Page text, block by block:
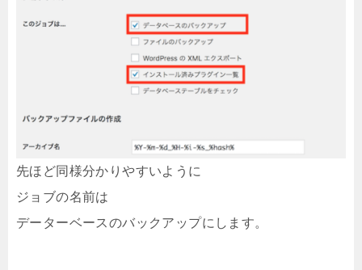
先ほど同様分かりやすいように
ジョブの名前は
データーベースのバックアップにします。